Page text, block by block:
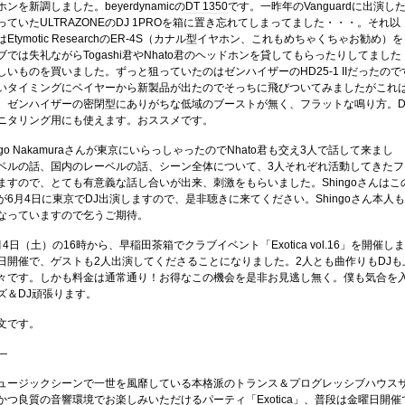
ンを新調しました。beyerdynamicのDT 1350です。一昨年のVanguardに出演した
ていたULTRAZONEのDJ 1PROを箱に置き忘れてしまってました・・・。それ以
Etymotic ResearchのER-4S（カナル型イヤホン、これもめちゃくちゃお勧め）を
では失礼ながらTogashi君やNhato君のヘッドホンを貸してもらったりしてました
いものを買いました。ずっと狙っていたのはゼンハイザーのHD25-1 IIだったので
タイミングにベイヤーから新製品が出たのでそっちに飛びついてみましたがこれ
ゼンハイザーの密閉型にありがちな低域のブーストが無く、フラットな鳴り方。
タリング用にも使えます。おススメです。
Nakamuraさんが東京にいらっしゃったのでNhato君も交え3人で話して来まし
ルの話、国内のレーベルの話、シーン全体について、3人それぞれ活動してきたフ
すので、とても有意義な話し合いが出来、刺激をもらいました。Shingoさんはこ
6月4日に東京でDJ出演しますので、是非聴きに来てください。Shingoさん本人も
っていますので乞うご期待。
日（土）の16時から、早稲田茶箱でクラブイベント「Exotica vol.16」を開催しま
開催で、ゲストも2人出演してくださることになりました。2人とも曲作りもDJも
です。しかも料金は通常通り！お得なこの機会を是非お見逃し無く。僕も気合を
＆DJ頑張ります。
す。
ージックシーンで一世を風靡している本格派のトランス＆プログレッシブハウス
つ良質の音響環境でお楽しみいただけるパーティ「Exotica」、普段は金曜日開催